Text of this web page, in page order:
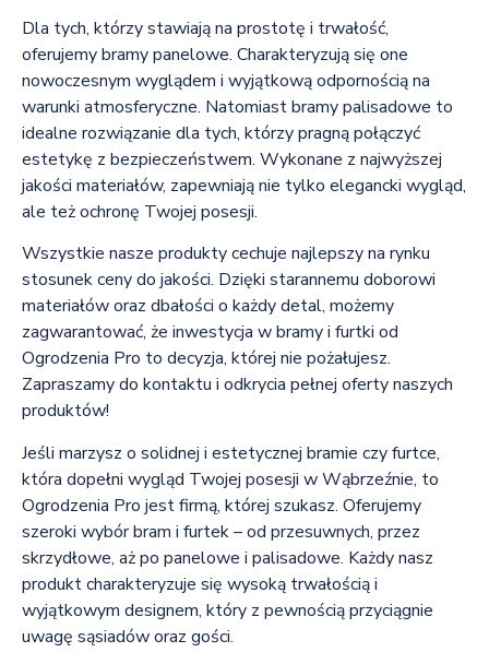
Dla tych, którzy stawiają na prostotę i trwałość,
oferujemy bramy panelowe. Charakteryzują się one
nowoczesnym wyglądem i wyjątkową odpornością na
warunki atmosferyczne. Natomiast bramy palisadowe to
idealne rozwiązanie dla tych, którzy pragną połączyć
estetykę z bezpieczeństwem. Wykonane z najwyższej
jakości materiałów, zapewniają nie tylko elegancki wygląd,
ale też ochronę Twojej posesji.
Wszystkie nasze produkty cechuje najlepszy na rynku
stosunek ceny do jakości. Dzięki starannemu doborowi
materiałów oraz dbałości o każdy detal, możemy
zagwarantować, że inwestycja w bramy i furtki od
Ogrodzenia Pro to decyzja, której nie pożałujesz.
Zapraszamy do kontaktu i odkrycia pełnej oferty naszych
produktów!
Jeśli marzysz o solidnej i estetycznej bramie czy furtce,
która dopełni wygląd Twojej posesji w Wąbrzeźnie, to
Ogrodzenia Pro jest firmą, której szukasz. Oferujemy
szeroki wybór bram i furtek – od przesuwnych, przez
skrzydłowe, aż po panelowe i palisadowe. Każdy nasz
produkt charakteryzuje się wysoką trwałością i
wyjątkowym designem, który z pewnością przyciągnie
uwagę sąsiadów oraz gości.